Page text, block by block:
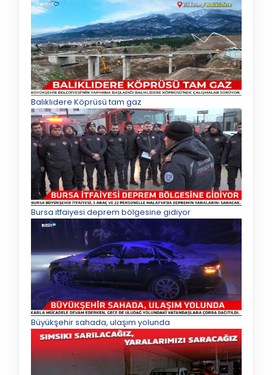
Balıklıdere Köprüsü tam gaz
Bursa itfaiyesi deprem bölgesine gidiyor
Büyükşehir sahada, ulaşım yolunda